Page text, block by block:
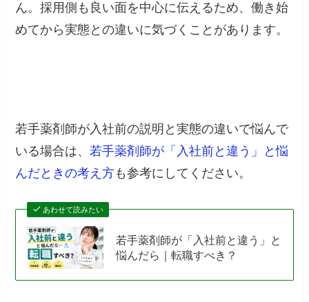
ん。採用側も良い面を中心に伝えるため、働き始
めてから実態との違いに気づくことがあります。
若手薬剤師が入社前の説明と実態の違いで悩んで
いる場合は、 若手薬剤師が「入社前と違う」と悩
んだときの考え方も参考にしてください。
あわせて読みたい
若手薬剤師が「入社前と違う」と
悩んだら｜転職すべき？